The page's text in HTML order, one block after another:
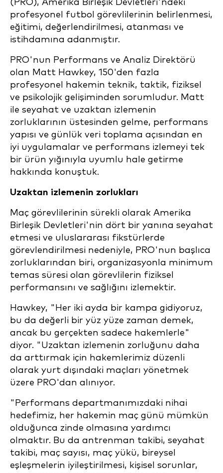
(PRO), Amerika Birleşik Devletleri'ndeki
profesyonel futbol görevlilerinin belirlenmesi,
eğitimi, değerlendirilmesi, atanması ve
istihdamına adanmıştır.
PRO'nun Performans ve Analiz Direktörü
olan Matt Hawkey, 150'den fazla
profesyonel hakemin teknik, taktik, fiziksel
ve psikolojik gelişiminden sorumludur. Matt
ile seyahat ve uzaktan izlemenin
zorluklarının üstesinden gelme, performans
yapısı ve günlük veri toplama açısından en
iyi uygulamalar ve performans izlemeyi tek
bir ürün yığınıyla uyumlu hale getirme
hakkında konuştuk.
Uzaktan izlemenin zorlukları
Maç görevlilerinin sürekli olarak Amerika
Birleşik Devletleri'nin dört bir yanına seyahat
etmesi ve uluslararası fikstürlerde
görevlendirilmesi nedeniyle, PRO'nun başlıca
zorluklarından biri, organizasyonla minimum
temas süresi olan görevlilerin fiziksel
performansını ve sağlığını izlemektir.
Hawkey, "Her iki ayda bir kampa gidiyoruz,
bu da değerli bir yüz yüze zaman demek,
ancak bu gerçekten sadece hakemlerle"
diyor. "Uzaktan izlemenin zorluğunu daha
da arttırmak için hakemlerimiz düzenli
olarak yurt dışındaki maçları yönetmek
üzere PRO'dan alınıyor.
"Performans departmanımızdaki nihai
hedefimiz, her hakemin maç günü mümkün
olduğunca zinde olmasına yardımcı
olmaktır. Bu da antrenman takibi, seyahat
takibi, maç sayısı, maç yükü, bireysel
eşleşmelerin iyileştirilmesi, kişisel sorunlar,